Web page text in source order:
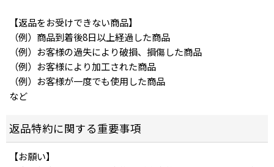
【返品をお受けできない商品】
（例）商品到着後8日以上経過した商品
（例）お客様の過失により破損、損傷した商品
（例）お客様により加工された商品
（例）お客様が一度でも使用した商品
など
返品特約に関する重要事項
【お願い】